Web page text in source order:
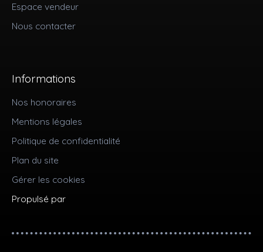
Espace vendeur
Nous contacter
Informations
Nos honoraires
Mentions légales
Politique de confidentialité
Plan du site
Gérer les cookies
Propulsé par